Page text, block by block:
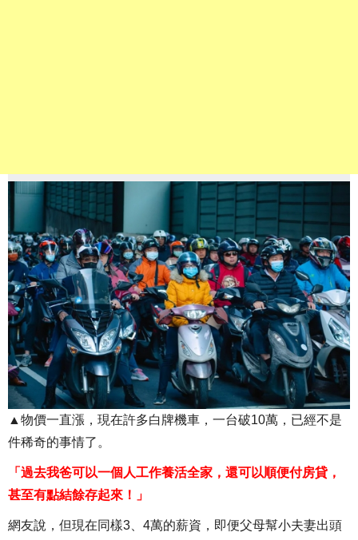
▲物價一直漲，現在許多白牌機車，一台破10萬，已經不是
件稀奇的事情了。
「過去我爸可以一個人工作養活全家，還可以順便付房貸，
甚至有點結餘存起來！」
網友說，但現在同樣3、4萬的薪資，即便父母幫小夫妻出頭